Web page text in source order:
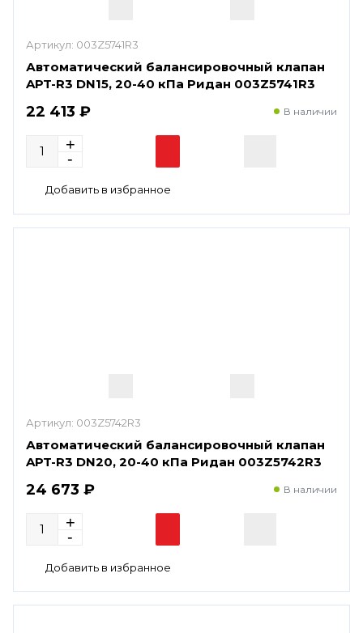
Артикул: 003Z5741R3
Автоматический балансировочный клапан
APT-R3 DN15, 20-40 кПа Ридан 003Z5741R3
22 413 ₽ В наличии
Артикул: 003Z5742R3
Автоматический балансировочный клапан
APT-R3 DN20, 20-40 кПа Ридан 003Z5742R3
24 673 ₽ В наличии